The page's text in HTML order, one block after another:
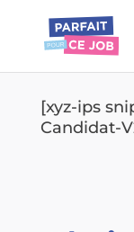
[xyz-ips
Candidat-